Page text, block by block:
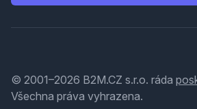
© 2001–2026 B2M.CZ s.r.o. ráda
Všechna práva vyhrazena.